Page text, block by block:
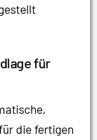
für
die fertigen